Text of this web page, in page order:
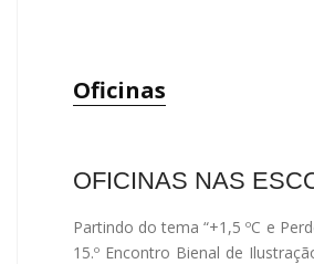
Oficinas
OFICINAS NAS
Partindo do tema “+1,5 ºC e
15.º Encontro Bienal de